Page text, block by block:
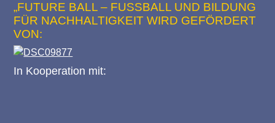
„FUTURE BALL – FUSSBALL UND BILDUNG F
ÜR NACHHALTIGKEIT WIRD GEFÖRDERT V
ON:
In Kooperation mit: